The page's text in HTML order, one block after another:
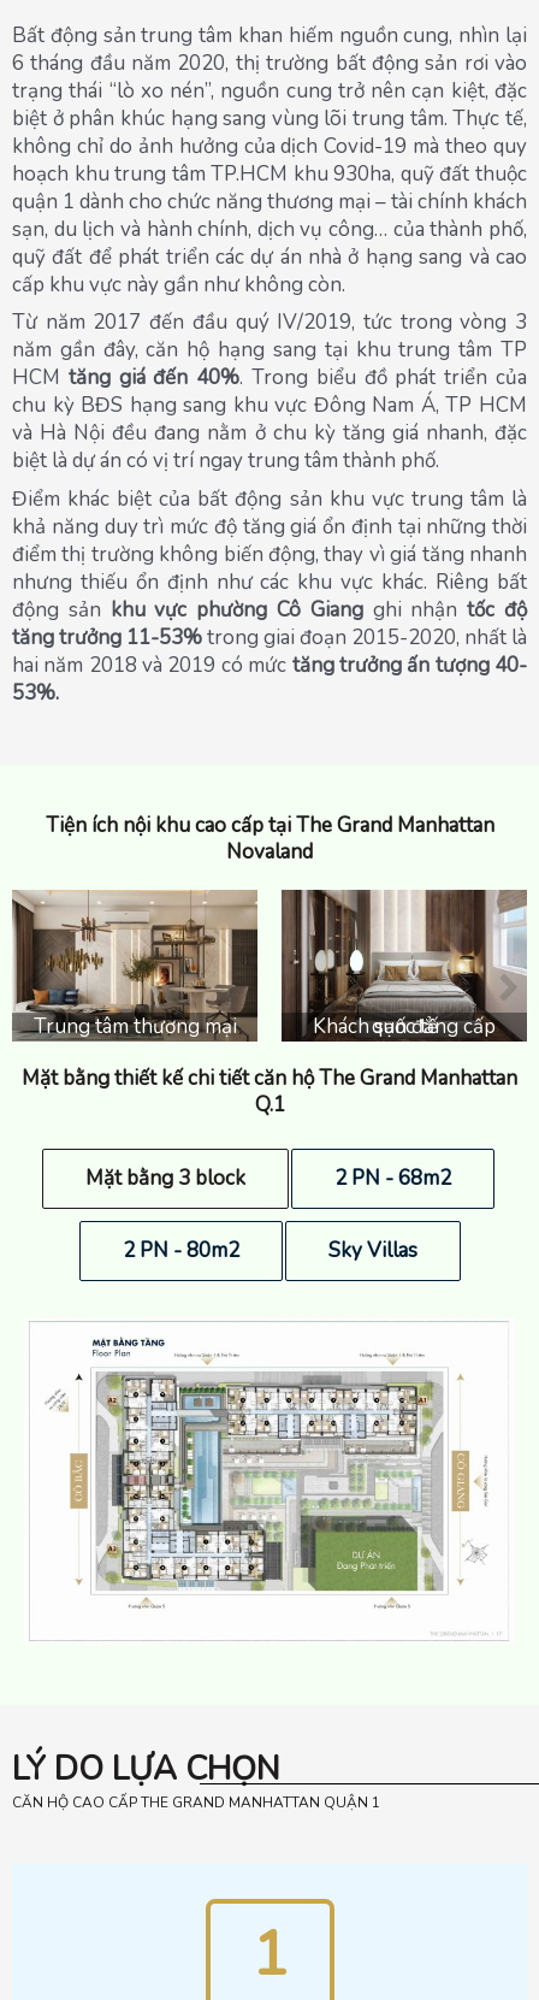
Bất động sản trung tâm khan hiếm nguồn cung, nhìn lại
6 tháng đầu năm 2020, thị trường bất động sản rơi vào
trạng thái “lò xo nén”, nguồn cung trở nên cạn kiệt, đặc
biệt ở phân khúc hạng sang vùng lõi trung tâm. Thực tế,
không chỉ do ảnh hưởng của dịch Covid-19 mà theo quy
hoạch khu trung tâm TP.HCM khu 930ha, quỹ đất thuộc
quận 1 dành cho chức năng thương mại – tài chính khách
sạn, du lịch và hành chính, dịch vụ công… của thành phố,
quỹ đất để phát triển các dự án nhà ở hạng sang và cao
cấp khu vực này gần như không còn.
Từ năm 2017 đến đầu quý IV/2019, tức trong vòng 3
năm gần đây, căn hộ hạng sang tại khu trung tâm TP
HCM tăng giá đến 40%. Trong biểu đồ phát triển của
chu kỳ BĐS hạng sang khu vực Đông Nam Á, TP HCM
và Hà Nội đều đang nằm ở chu kỳ tăng giá nhanh, đặc
biệt là dự án có vị trí ngay trung tâm thành phố.
Điểm khác biệt của bất động sản khu vực trung tâm là
khả năng duy trì mức độ tăng giá ổn định tại những thời
điểm thị trường không biến động, thay vì giá tăng nhanh
nhưng thiếu ổn định như các khu vực khác. Riêng bất
động sản khu vực phường Cô Giangghi nhậntốc độ
tăng trưởng 11-53%trong giai đoạn 2015-2020, nhất là
hai năm 2018 và 2019 có mức tăng trưởng ấn tượng 40-
53%.
Tiện ích nội khu cao cấp tại The Grand Manhattan
Novaland
Trung tâm thương mại
Khách sạn đẳng cấp quốc tế
Mặt bằng thiết kế chi tiết căn hộ The Grand Manhattan
Q.1
Mặt bằng 3 block 2 PN - 68m2
2 PN - 80m2 Sky Villas
LÝ DO LỰA CHỌN
CĂN HỘ CAO CẤP THE GRAND MANHATTAN QUẬN 1
1